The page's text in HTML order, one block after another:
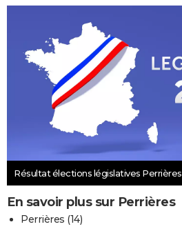
Résultat élections législatives Perrières
En savoir plus sur Perrières
Perrières (14)